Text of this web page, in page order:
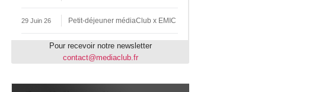
29 Juin 26 Petit-déjeuner médiaClub x EMIC
Pour recevoir notre newsletter
contact@mediaclub.fr